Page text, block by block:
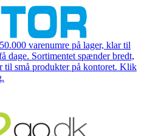
varenumre på lager, klar til
dage. Sortimentet spænder bredt,
til små produkter på kontoret. Klik